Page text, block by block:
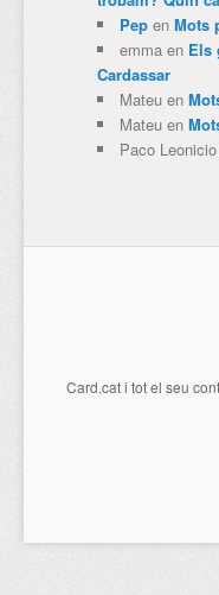
Pepen Mots
emmaen Els
Cardassar
Mateuen
Mateuen
Paco Leonicio
Card.cati tot el seu